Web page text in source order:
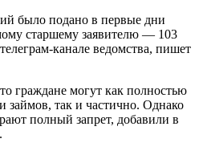
было подано в первые дни
старшему заявителю — 103
канале ведомства, пишет
граждане могут как полностью
займов, так и частично. Однако
полный запрет, добавили в